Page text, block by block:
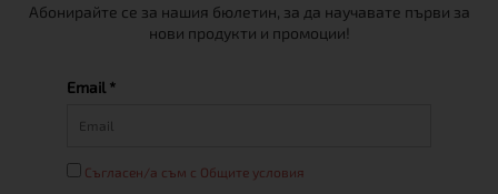
Абонирайте се за нашия бюлетин, за да научавате първи за
нови продукти и промоции!
Email *
Съгласен/а съм с Общите условия